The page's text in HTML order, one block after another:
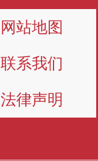
网站地图
联系我们
法律声明